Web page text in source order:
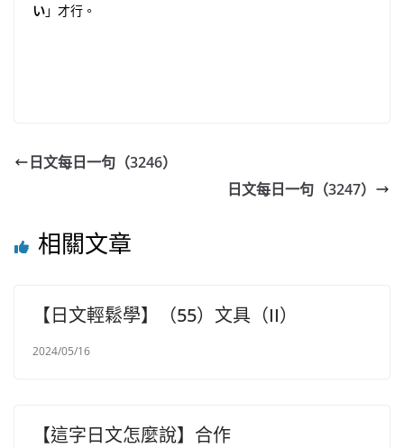
い」才行。
日文每日一句（3246）
日文每日一句（3247）
相關文章
【日文輕鬆學】（55）文具（II）
2024/05/16
【這字日文怎麼說】合作